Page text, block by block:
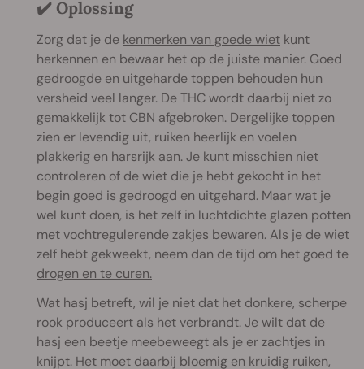
✔️ Oplossing
Zorg dat je de kenmerken van goede wiet kunt
herkennen en bewaar het op de juiste manier. Goed
gedroogde en uitgeharde toppen behouden hun
versheid veel langer. De THC wordt daarbij niet zo
gemakkelijk tot CBN afgebroken. Dergelijke toppen
zien er levendig uit, ruiken heerlijk en voelen
plakkerig en harsrijk aan. Je kunt misschien niet
controleren of de wiet die je hebt gekocht in het
begin goed is gedroogd en uitgehard. Maar wat je
wel kunt doen, is het zelf in luchtdichte glazen potten
met vochtregulerende zakjes bewaren. Als je de wiet
zelf hebt gekweekt, neem dan de tijd om het goed te
drogen en te curen.
Wat hasj betreft, wil je niet dat het donkere, scherpe
rook produceert als het verbrandt. Je wilt dat de
hasj een beetje meebeweegt als je er zachtjes in
knijpt. Het moet daarbij bloemig en kruidig ruiken,